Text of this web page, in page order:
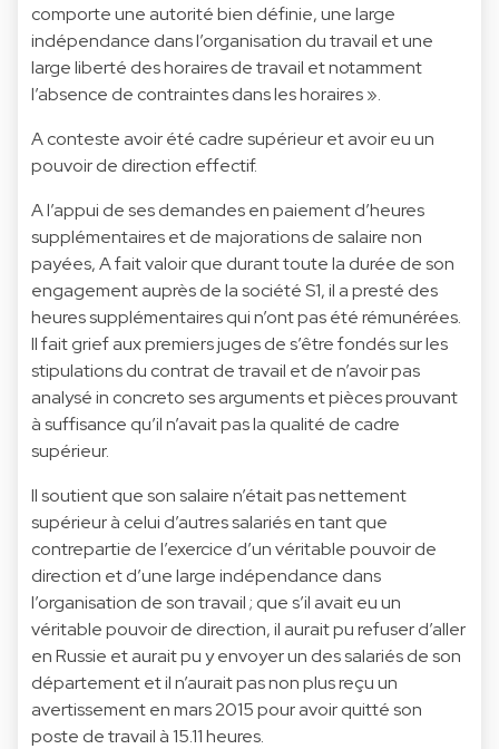
comporte une autorité bien définie, une large
indépendance dans l’organisation du travail et une
large liberté des horaires de travail et notamment
l’absence de contraintes dans les horaires ».
A conteste avoir été cadre supérieur et avoir eu un
pouvoir de direction effectif.
A l’appui de ses demandes en paiement d’heures
supplémentaires et de majorations de salaire non
payées, A fait valoir que durant toute la durée de son
engagement auprès de la société S1, il a presté des
heures supplémentaires qui n’ont pas été rémunérées.
Il fait grief aux premiers juges de s’être fondés sur les
stipulations du contrat de travail et de n’avoir pas
analysé in concreto ses arguments et pièces prouvant
à suffisance qu’il n’avait pas la qualité de cadre
supérieur.
Il soutient que son salaire n’était pas nettement
supérieur à celui d’autres salariés en tant que
contrepartie de l’exercice d’un véritable pouvoir de
direction et d’une large indépendance dans
l’organisation de son travail ; que s’il avait eu un
véritable pouvoir de direction, il aurait pu refuser d’aller
en Russie et aurait pu y envoyer un des salariés de son
département et il n’aurait pas non plus reçu un
avertissement en mars 2015 pour avoir quitté son
poste de travail à 15.11 heures.